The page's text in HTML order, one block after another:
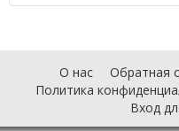
О нас Обратная
Политика
Вход